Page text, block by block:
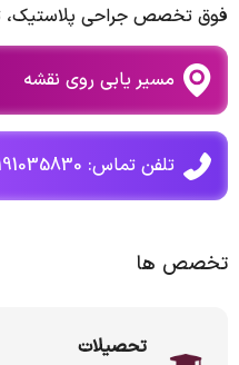
فوق تخصص جراحی پلاستیک،
مسیر یابی روی نقشه
تلفن تماس: 02191035830 - 09120600407
تخصص ها
تحصیلات